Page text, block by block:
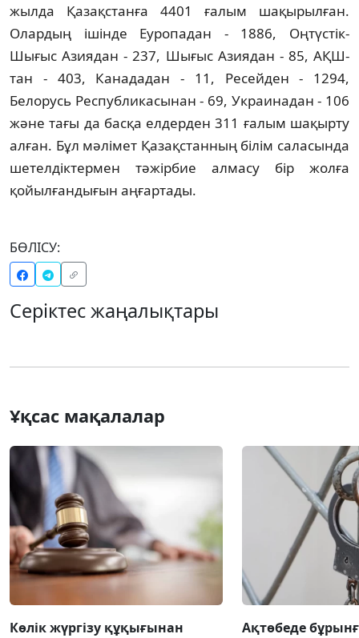
жылда Қазақстанға 4401 ғалым шақырылған.
Олардың ішінде Еуропадан - 1886, Оңтүстік-
Шығыс Азиядан - 237, Шығыс Азиядан - 85, АҚШ-
тан - 403, Канададан - 11, Ресейден - 1294,
Белорусь Республикасынан - 69, Украинадан - 106
жəне тағы да басқа елдерден 311 ғалым шақырту
алған. Бұл мәлімет Қазақстанның білім саласында
шетелдіктермен тәжірбие алмасу бір жолға
қойылғандығын аңғартады.
БӨЛІСУ:
Серіктес жаңалықтары
Ұқсас мақалалар
Көлік жүргізу құқығынан
Ақтөбеде